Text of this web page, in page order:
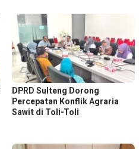
DPRD Sulteng Dorong
Percepatan Konflik Agraria
Sawit di Toli-Toli